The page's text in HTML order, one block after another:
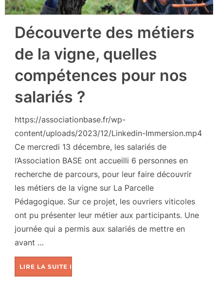
Découverte des métiers
de la vigne, quelles
compétences pour nos
salariés ?
https://associationbase.fr/wp-
content/uploads/2023/12/Linkedin-Immersion.mp4
Ce mercredi 13 décembre, les salariés de
l’Association BASE ont accueilli 6 personnes en
recherche de parcours, pour leur faire découvrir
les métiers de la vigne sur La Parcelle
Pédagogique. Sur ce projet, les ouvriers viticoles
ont pu présenter leur métier aux participants. Une
journée qui a permis aux salariés de mettre en
avant …
LIRE LA SUITE DE